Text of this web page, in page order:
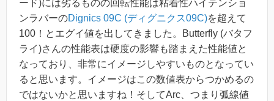
ード)には劣るものの回転性能は粘着性ハイテンショ
ンラバーのDignics 09C (ディグニクス09C)を超えて
100！とエグイ値を出してきました。Butterfly (バタフ
ライ)さんの性能表は硬度の影響も踏まえた性能値と
なっており、非常にイメージしやすいものとなってい
ると思います。イメージはこの数値表からつかめるの
ではないかと思いますね！そしてArc、つまり弧線値